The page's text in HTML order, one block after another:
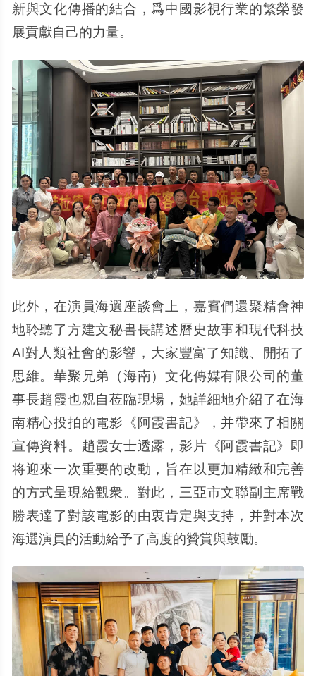
新與文化傳播的結合，爲中國影視行業的繁榮發
展貢獻自己的力量。
此外，在演員海選座談會上，嘉賓們還聚精會神
地聆聽了方建文秘書長講述曆史故事和現代科技
AI對人類社會的影響，大家豐富了知識、開拓了
思維。華聚兄弟（海南）文化傳媒有限公司的董
事長趙霞也親自莅臨現場，她詳細地介紹了在海
南精心投拍的電影《阿霞書記》，并帶來了相關
宣傳資料。趙霞女士透露，影片《阿霞書記》即
将迎來一次重要的改動，旨在以更加精緻和完善
的方式呈現給觀衆。對此，三亞市文聯副主席戰
勝表達了對該電影的由衷肯定與支持，并對本次
海選演員的活動給予了高度的贊賞與鼓勵。